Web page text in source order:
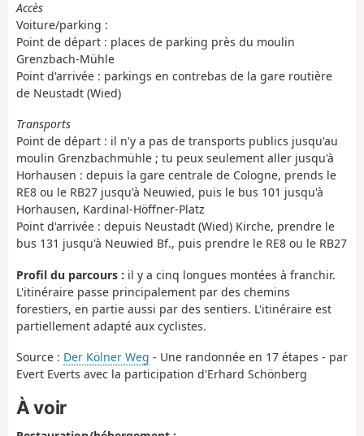
Accès
Voiture/parking :
Point de départ : places de parking près du moulin
Grenzbach-Mühle
Point d'arrivée : parkings en contrebas de la gare routière
de Neustadt (Wied)
Transports
Point de départ : il n'y a pas de transports publics jusqu'au
moulin Grenzbachmühle ; tu peux seulement aller jusqu'à
Horhausen : depuis la gare centrale de Cologne, prends le
RE8 ou le RB27 jusqu'à Neuwied, puis le bus 101 jusqu'à
Horhausen, Kardinal-Höffner-Platz
Point d'arrivée : depuis Neustadt (Wied) Kirche, prendre le
bus 131 jusqu'à Neuwied Bf., puis prendre le RE8 ou le RB27
Profil du parcours : il y a cinq longues montées à franchir.
L'itinéraire passe principalement par des chemins
forestiers, en partie aussi par des sentiers. L'itinéraire est
partiellement adapté aux cyclistes.
Source : Der Kölner Weg - Une randonnée en 17 étapes - par
Evert Everts avec la participation d'Erhard Schönberg
À voir